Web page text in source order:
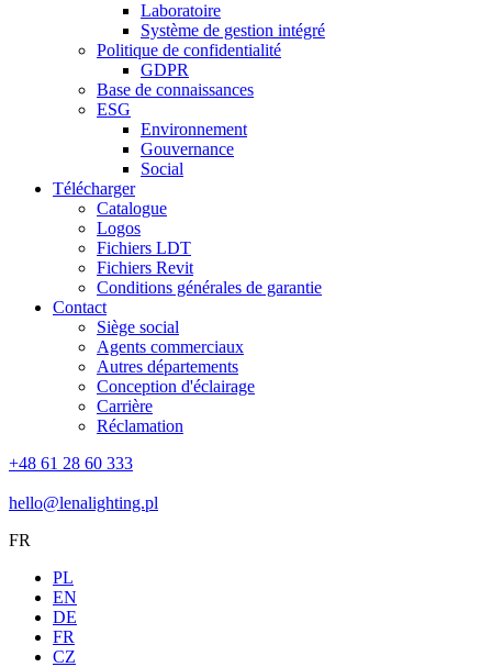
Laboratoire
Système de gestion intégré
Politique de confidentialité
GDPR
Base de connaissances
ESG
Environnement
Gouvernance
Social
Télécharger
Catalogue
Logos
Fichiers LDT
Fichiers Revit
Conditions générales de garantie
Contact
Siège social
Agents commerciaux
Autres départements
Conception d'éclairage
Carrière
Réclamation
+48 61 28 60 333
hello@lenalighting.pl
FR
PL
EN
DE
FR
CZ